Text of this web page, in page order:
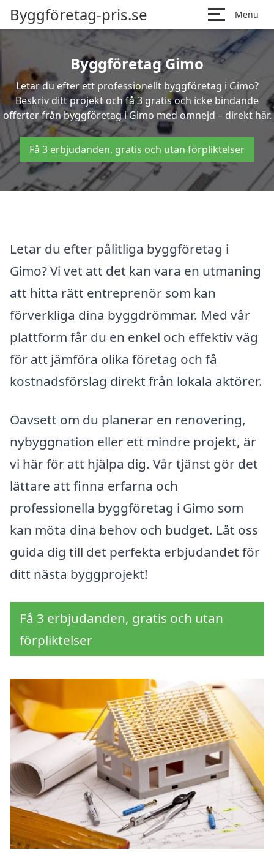
Byggföretag-pris.se Menu
Byggföretag Gimo
Letar du efter ett professionellt byggföretag i Gimo?
Beskriv ditt projekt och få 3 gratis och icke bindande
offerter från byggföretag i Gimo med omnejd – direkt här.
Få 3 erbjudanden, gratis och utan förpliktelser
Letar du efter pålitliga byggföretag i
Gimo? Vi vet att det kan vara en utmaning
att hitta rätt entreprenör som kan
förverkliga dina byggdrömmar. Med vår
plattform får du en enkel och effektiv väg
för att jämföra olika företag och få
kostnadsförslag direkt från lokala aktörer.
Oavsett om du planerar en renovering,
nybyggnation eller ett mindre projekt, är
vi här för att hjälpa dig. Vår tjänst gör det
lättare att finna erfarna och
professionella byggföretag i Gimo som
kan möta dina behov och budget. Låt oss
guida dig till det perfekta erbjudandet för
ditt nästa byggprojekt!
Få 3 erbjudanden, gratis och utan
förpliktelser